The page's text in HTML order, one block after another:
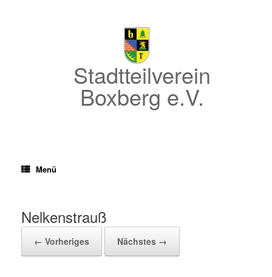
Stadtteilverein
Boxberg e.V.
Menü
Nelkenstrauß
← Vorheriges Nächstes →